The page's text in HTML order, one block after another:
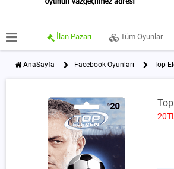
İlan Pazarı Tüm Oyunlar
AnaSayfa Facebook Oyunları Top